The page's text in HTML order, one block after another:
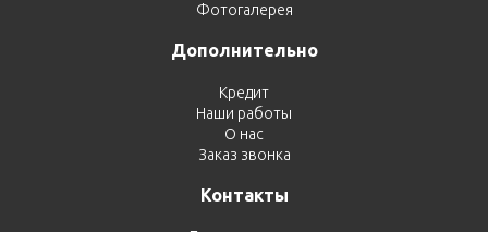
Фотогалерея
Дополнительно
Кредит
Наши работы
О нас
Заказ звонка
Контакты